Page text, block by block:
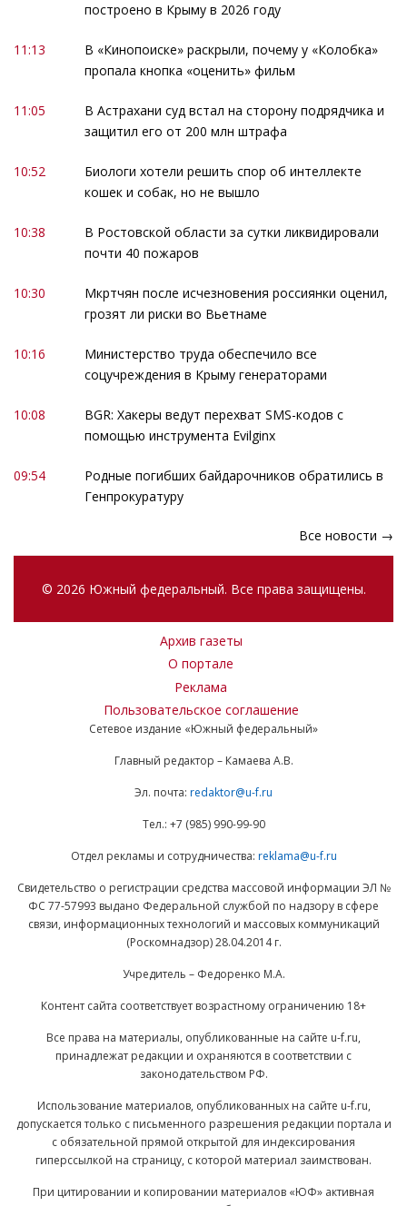
построено в Крыму в 2026 году
11:13
В «Кинопоиске» раскрыли, почему у «Колобка»
пропала кнопка «оценить» фильм
11:05
В Астрахани суд встал на сторону подрядчика и
защитил его от 200 млн штрафа
10:52
Биологи хотели решить спор об интеллекте
кошек и собак, но не вышло
10:38
В Ростовской области за сутки ликвидировали
почти 40 пожаров
10:30
Мкртчян после исчезновения россиянки оценил,
грозят ли риски во Вьетнаме
10:16
Министерство труда обеспечило все
соцучреждения в Крыму генераторами
10:08
BGR: Хакеры ведут перехват SMS-кодов с
помощью инструмента Evilginx
09:54
Родные погибших байдарочников обратились в
Генпрокуратуру
Все новости →
© 2026 Южный федеральный. Все права защищены.
Архив газеты
О портале
Реклама
Пользовательское соглашение
Сетевое издание «Южный федеральный»
Главный редактор – Камаева А.В.
Эл. почта: redaktor@u-f.ru
Тел.: +7 (985) 990-99-90
Отдел рекламы и сотрудничества: reklama@u-f.ru
Свидетельство о регистрации средства массовой информации ЭЛ №
ФС 77-57993 выдано Федеральной службой по надзору в сфере
связи, информационных технологий и массовых коммуникаций
(Роскомнадзор) 28.04.2014 г.
Учредитель – Федоренко М.А.
Контент сайта соответствует возрастному ограничению 18+
Все права на материалы, опубликованные на сайте u-f.ru,
принадлежат редакции и охраняются в соответствии с
законодательством РФ.
Использование материалов, опубликованных на сайте u-f.ru,
допускается только с письменного разрешения редакции портала и
с обязательной прямой открытой для индексирования
гиперссылкой на страницу, с которой материал заимствован.
При цитировании и копировании материалов «ЮФ» активная